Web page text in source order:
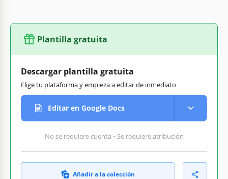
Plantilla gratuita
Descargar plantilla gratuita
Elige tu plataforma y empieza a editar de inmediato
Editar en Google Docs
No se requiere cuenta • Se requiere atribución
Añadir a la colección